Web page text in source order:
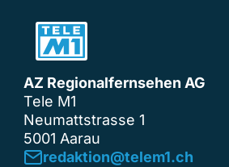
AZ Regionalfernsehen AG
Tele M1
Neumattstrasse 1
5001 Aarau
redaktion@telem1.ch